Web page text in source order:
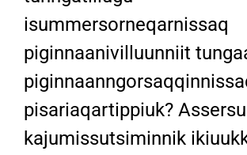
isummersorneqarnissaq
piginnaanivilluunniit
pisariaqartippiuk?
kajumissutsiminnik